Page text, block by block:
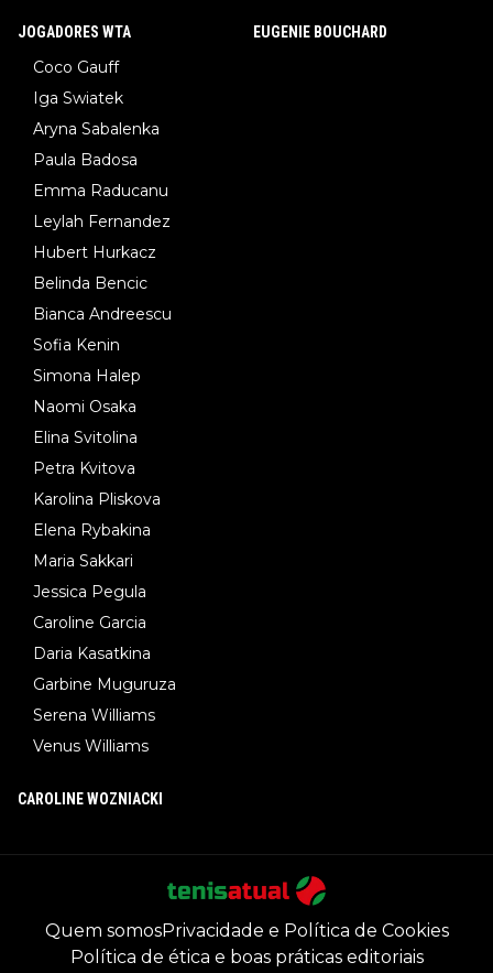
JOGADORES WTA
Coco Gauff
Iga Swiatek
Aryna Sabalenka
Paula Badosa
Emma Raducanu
Leylah Fernandez
Hubert Hurkacz
Belinda Bencic
Bianca Andreescu
Sofia Kenin
Simona Halep
Naomi Osaka
Elina Svitolina
Petra Kvitova
Karolina Pliskova
Elena Rybakina
Maria Sakkari
Jessica Pegula
Caroline Garcia
Daria Kasatkina
Garbine Muguruza
Serena Williams
Venus Williams
EUGENIE BOUCHARD
CAROLINE WOZNIACKI
Quem somosPrivacidade e Política de Cookies
Política de ética e boas práticas editoriais